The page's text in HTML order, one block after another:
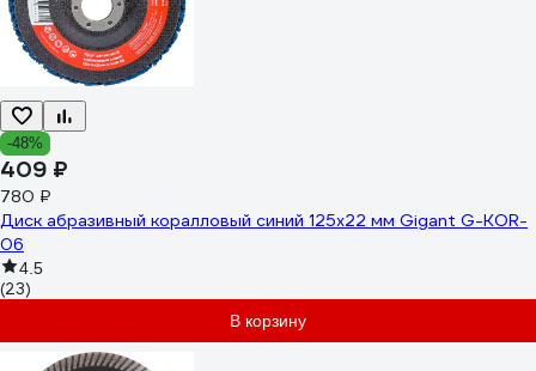
-48%
409 ₽
780 ₽
Диск абразивный коралловый синий 125х22 мм Gigant G-KOR-
06
4.5
(23)
В корзину